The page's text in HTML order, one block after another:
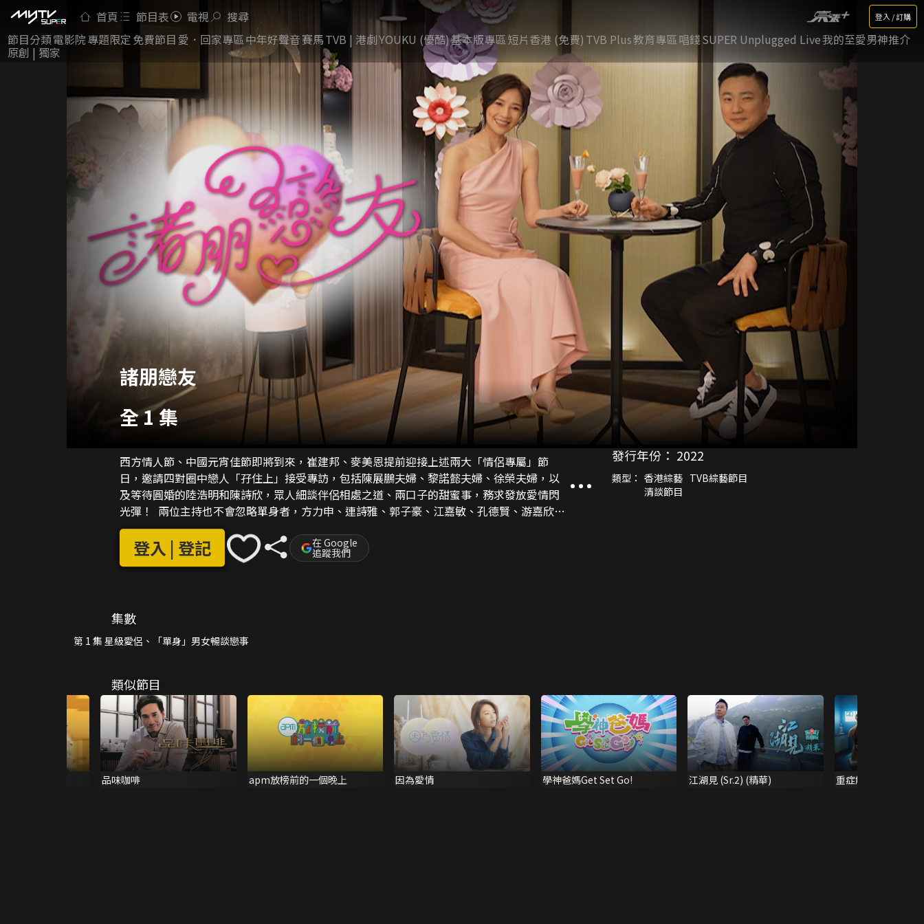
首頁 節目表 電視 搜尋 登入 / 訂購
節目分類電影院專題限定 免費節目 愛．回家專區中年好聲音賽馬TVB | 港劇YOUKU (優酷)基本版專區短片香港 (免費) TVB Plus教育專區唱錢SUPER Unplugged Live我的至愛男神推介
原創 | 獨家
諸朋戀友
全 1 集
西方情人節、中國元宵佳節即將到來，崔建邦、麥美恩提前迎接上述兩大「情侶專屬」節
日，邀請四對圈中戀人「孖住上」接受專訪，包括陳展鵬夫婦、黎諾懿夫婦、徐榮夫婦，以
及等待圓婚的陸浩明和陳詩欣，眾人細談伴侶相處之道、兩口子的甜蜜事，務求發放愛情閃
光彈！ 兩位主持也不會忽略單身者，方力申、連詩雅、郭子豪、江嘉敏、孔德賢、游嘉欣暢
論「選擇」度過單身情人節的種種原因、「苦衷」，甚麼樣的對象才可為他或者她「脫
單」？
登入 | 登記 在 Google
追蹤我們
發行年份： 2022
類型： 香港綜藝 TVB綜藝節目
清談節目
集數
第 1 集 星級愛侶、「單身」男女暢談戀事
類似節目
品味咖啡 apm放榜前的一個晚上 因為愛情 學神爸媽Get Set Go! 江湖見 (Sr.2) (精華) 重症解密 (精華)